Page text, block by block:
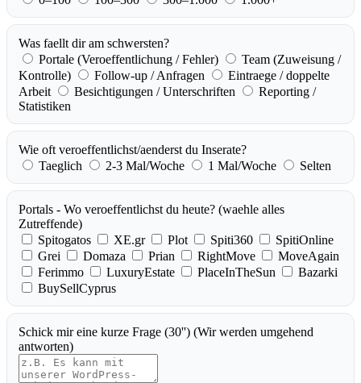
Was faellt dir am schwersten?
Portale (Veroeffentlichung / Fehler)
Team (Zuweisung /
Kontrolle)
Follow-up / Anfragen
Eintraege / doppelte
Arbeit
Besichtigungen / Unterschriften
Reporting /
Statistiken
Wie oft veroeffentlichst/aenderst du Inserate?
Taeglich
2-3 Mal/Woche 1 Mal/Woche Selten
Portals - Wo veroeffentlichst du heute? (waehle alles
Zutreffende)
Spitogatos
XE.gr Plot Spiti360
SpitiOnline
Grei
Domaza Prian RightMove
MoveAgain
Ferimmo
LuxuryEstate PlaceInTheSun
Bazarki
BuySellCyprus
Schick mir eine kurze Frage (30'') (Wir werden umgehend
antworten)